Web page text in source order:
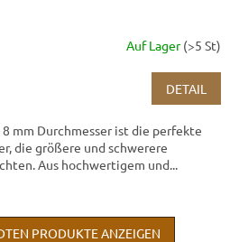
Auf Lager(>5 St)
DETAIL
mm Durchmesser ist die perfekte
die größere und schwerere
Aus hochwertigem und...
PRODUKTE ANZEIGEN